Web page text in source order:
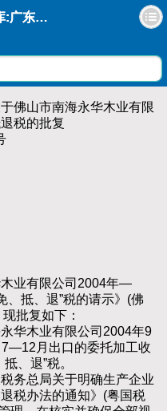
会计视野法规库:广东省国家税务局关于佛山市南海永华木业有限公司出口视同自产产品办理免抵退税的批复
佛山市南海永华木业有限
税的批复
业有限公司2004年—
、抵、退”税的请示》(佛
批复如下：
木业有限公司2004年9
月出口的委托加工收
、退”税。
总局关于明确生产企业
税办法的通知》(粤国税